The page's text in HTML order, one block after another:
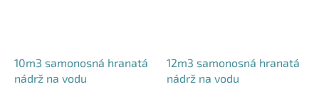
10m3 samonosná hranatá
nádrž na vodu
12m3 samonosná hranatá
nádrž na vodu